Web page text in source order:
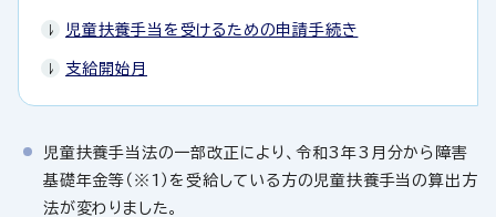
児童扶養手当を受けるための申請手続き
支給開始月
児童扶養手当法の一部改正により、令和3年3月分から障害
基礎年金等（※1）を受給している方の児童扶養手当の算出方
法が変わりました。